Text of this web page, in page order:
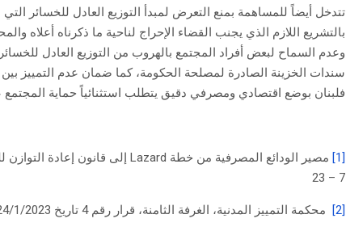
تتدخل أيضاً للمساهمة بمنع التعرض لمبدأ التوزيع العادل للخسائر
بالتشريع اللازم الذي يجنب القضاء الإحراج لناحية ما ذكرناه أعلاه
وعدم السماح لبعض أفراد المجتمع بالهروب من التوزيع العادل
سندات الخزينة الصادرة لمصلحة الحكومة، كما ضمان عدم التمييز
فلبنان بوضع اقتصادي ومصرفي دقيق يتطلب استثنائياً حماية
[1]
7 – 23
[2] محكمة التمييز المدنية، الغرفة الثامنة، قرار رقم 4 تاريخ 24/1/2023، العدل، 2023، عدد 1، ص 120 – 123